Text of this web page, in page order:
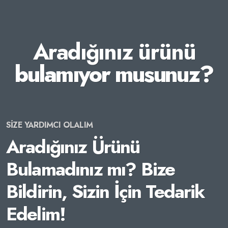
Aradığınız ürünü
bulamıyor musunuz?
SİZE YARDIMCI OLALIM
Aradığınız Ürünü
Bulamadınız mı? Bize
Bildirin, Sizin İçin Tedarik
Edelim!